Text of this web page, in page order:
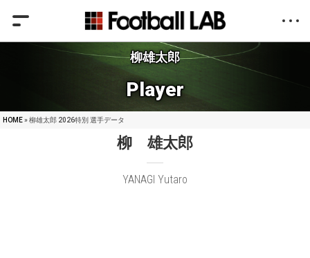
柳雄太郎
Player
HOME» 柳雄太郎 2026特別 選手データ
柳 雄太郎
YANAGI Yutaro